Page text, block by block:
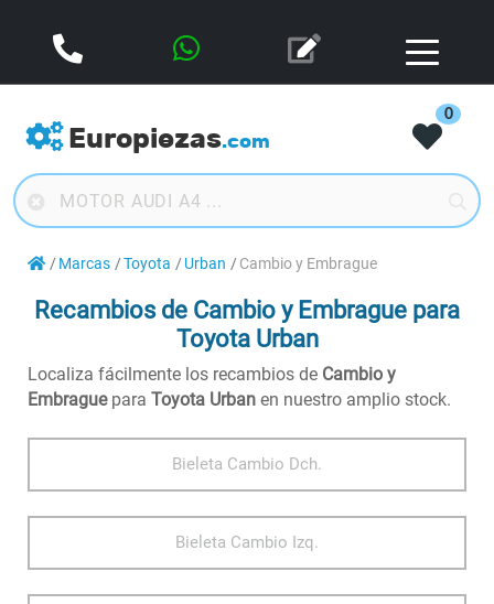
Europiezas.com
0
Marcas Toyota Urban Cambio y Embrague
Recambios de Cambio y Embrague para
Toyota Urban
Localiza fácilmente los recambios de Cambio y
Embraguepara Toyota Urban en nuestro amplio stock.
Bieleta Cambio Dch.
Bieleta Cambio Izq.